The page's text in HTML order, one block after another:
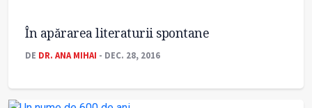
În apărarea literaturii spontane
DE DR. ANA MIHAI - DEC. 28, 2016